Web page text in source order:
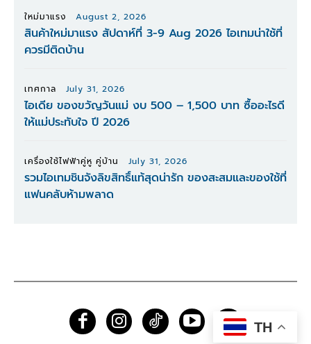
ใหม่มาแรง August 2, 2026
สินค้าใหม่มาแรง สัปดาห์ที่ 3-9 Aug 2026 ไอเทมน่าใช้ที่
ควรมีติดบ้าน
เทศกาล July 31, 2026
ไอเดีย ของขวัญวันแม่ งบ 500 – 1,500 บาท ซื้ออะไรดี
ให้แม่ประทับใจ ปี 2026
เครื่องใช้ไฟฟ้าคู่หู คู่บ้าน July 31, 2026
รวมไอเทมชินจังลิขสิทธิ์แท้สุดน่ารัก ของสะสมและของใช้ที่
แฟนคลับห้ามพลาด
TH